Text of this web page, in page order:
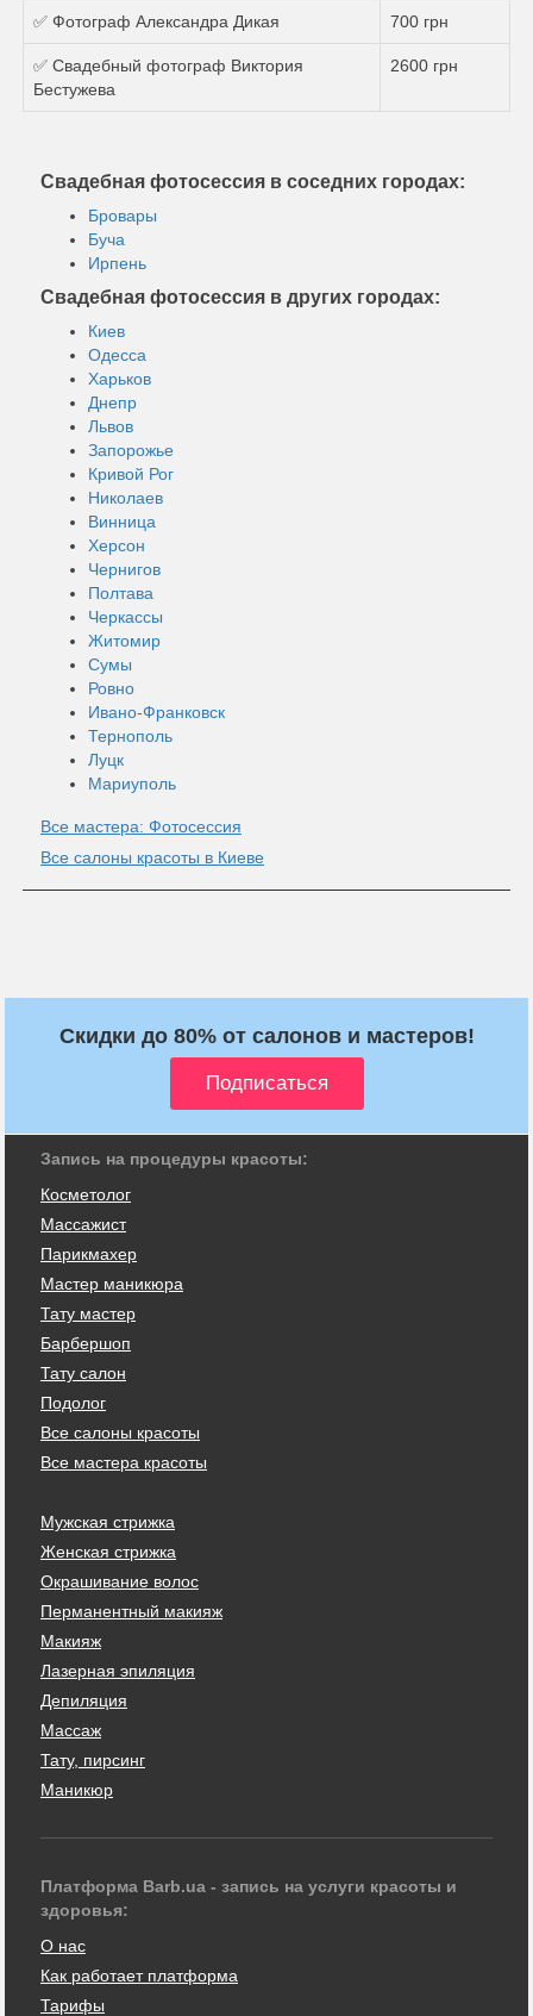
✅ Фотограф Александра Дикая 700 грн
✅ Свадебный фотограф Виктория
Бестужева
2600 грн
Свадебная фотосессия в соседних городах:
Бровары
Буча
Ирпень
Свадебная фотосессия в других городах:
Киев
Одесса
Харьков
Днепр
Львов
Запорожье
Кривой Рог
Николаев
Винница
Херсон
Чернигов
Полтава
Черкассы
Житомир
Сумы
Ровно
Ивано-Франковск
Тернополь
Луцк
Мариуполь
Все мастера: Фотосессия
Все салоны красоты в Киеве
Скидки до 80% от салонов и мастеров!
Запись на процедуры красоты:
Косметолог
Массажист
Парикмахер
Мастер маникюра
Тату мастер
Барбершоп
Тату салон
Подолог
Все салоны красоты
Все мастера красоты
Мужская стрижка
Женская стрижка
Окрашивание волос
Перманентный макияж
Макияж
Лазерная эпиляция
Депиляция
Массаж
Тату, пирсинг
Маникюр
Платформа Barb.ua - запись на услуги красоты и
здоровья:
О нас
Как работает платформа
Тарифы